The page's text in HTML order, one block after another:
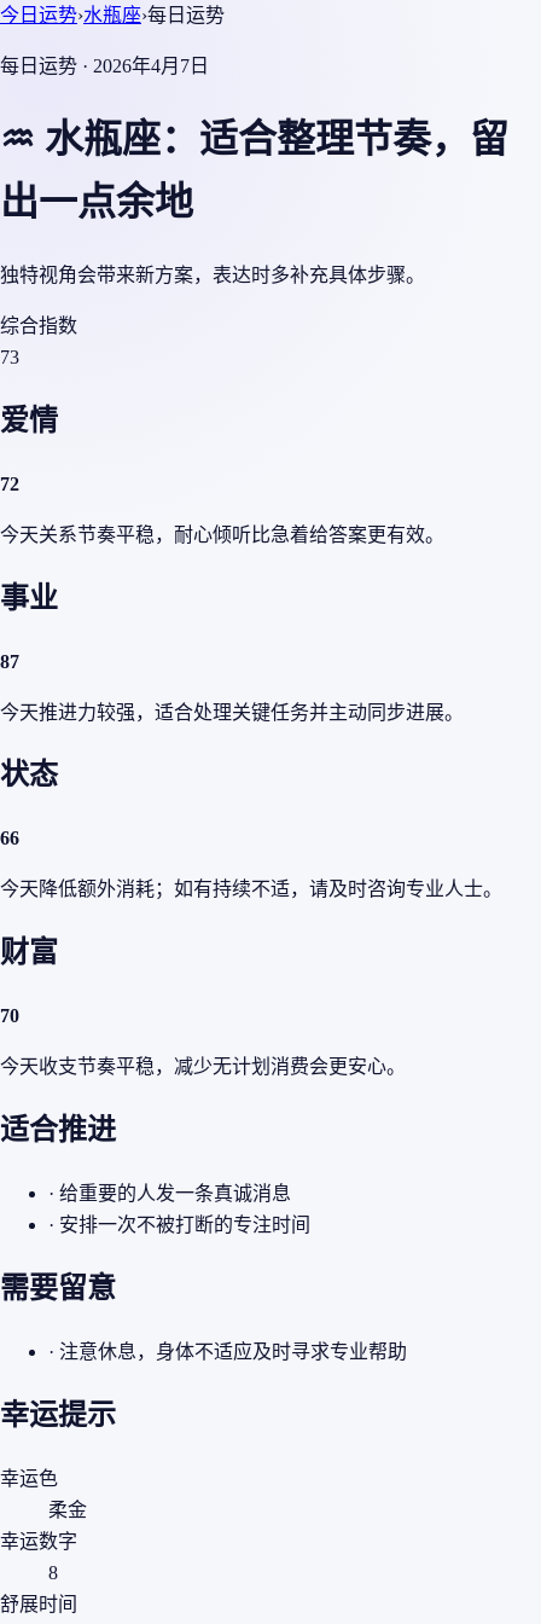
今日运势›水瓶座›每日运势
每日运势 · 2026年4月7日
♒ 水瓶座：适合整理节奏，留
出一点余地
独特视角会带来新方案，表达时多补充具体步骤。
综合指数
73
爱情
72
今天关系节奏平稳，耐心倾听比急着给答案更有效。
事业
87
今天推进力较强，适合处理关键任务并主动同步进展。
状态
66
今天降低额外消耗；如有持续不适，请及时咨询专业人士。
财富
70
今天收支节奏平稳，减少无计划消费会更安心。
适合推进
· 给重要的人发一条真诚消息
· 安排一次不被打断的专注时间
需要留意
· 注意休息，身体不适应及时寻求专业帮助
幸运提示
幸运色
柔金
幸运数字
8
舒展时间